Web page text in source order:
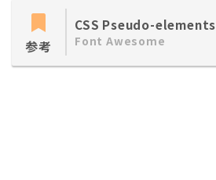
参考
CSS Pseudo-elements
Font Awesome